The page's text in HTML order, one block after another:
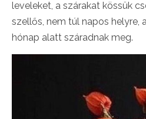
leveleket, a szárakat kössük
szellős, nem túl napos helyre,
hónap alatt száradnak meg.